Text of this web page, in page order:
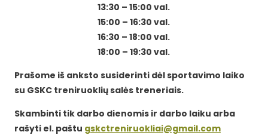
13:30 – 15:00 val.
15:00 – 16:30 val.
16:30 – 18:00 val.
18:00 – 19:30 val.
Prašome iš anksto susiderinti dėl sportavimo laiko
su GSKC treniruoklių salės treneriais.
Skambinti tik darbo dienomis ir darbo laiku arba
rašyti el. paštu gskctreniruokliai@gmail.com